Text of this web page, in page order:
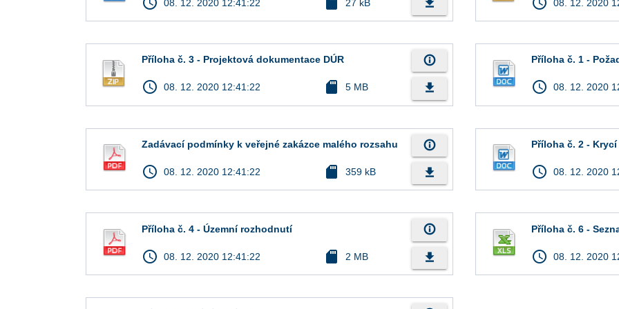
08. 12. 2020 12:41:22 27 kB file_download 08. 12. 2020
Příloha č. 3 - Projektová dokumentace DÚR
access_time 08. 12. 2020 12:41:22 sd_card 5 MB
info_outline
file_download
Příloha č. 1 -
access_time 08. 12. 2020
Zadávací podmínky k veřejné zakázce malého rozsahu
access_time 08. 12. 2020 12:41:22 sd_card 359 kB
info_outline
file_download
Příloha č. 2 -
access_time 08. 12. 2020
Příloha č. 4 - Územní rozhodnutí
access_time 08. 12. 2020 12:41:22 sd_card 2 MB
info_outline
file_download
Příloha č. 6 -
access_time 08. 12. 2020